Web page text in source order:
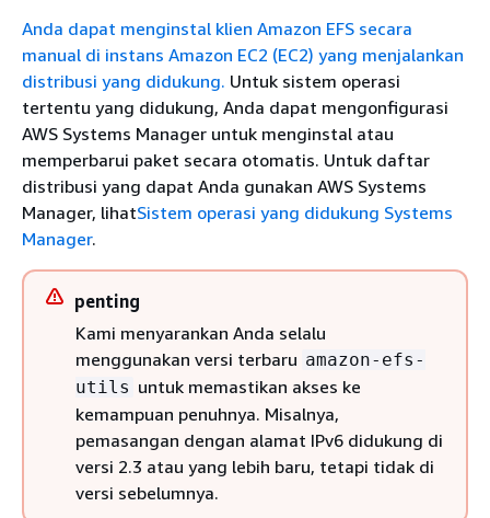
Anda dapat menginstal klien Amazon EFS secara
manual di instans Amazon EC2 (EC2) yang menjalankan
distribusi yang didukung. Untuk sistem operasi
tertentu yang didukung, Anda dapat mengonfigurasi
AWS Systems Manager untuk menginstal atau
memperbarui paket secara otomatis. Untuk daftar
distribusi yang dapat Anda gunakan AWS Systems
Manager, lihatSistem operasi yang didukung Systems
Manager.
penting
Kami menyarankan Anda selalu
menggunakan versi terbaru amazon-efs-
utils untuk memastikan akses ke
kemampuan penuhnya. Misalnya,
pemasangan dengan alamat IPv6 didukung di
versi 2.3 atau yang lebih baru, tetapi tidak di
versi sebelumnya.